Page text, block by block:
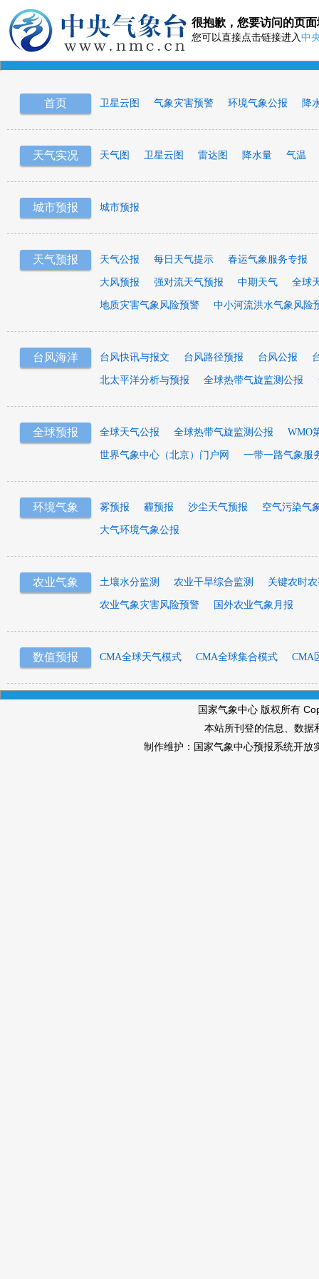
很抱歉，您要访问的页
您可以直接点击链接进入 中
首页 卫星云图 气象灾害预警 环境气象公报 降
天气实况 天气图 卫星云图 雷达图 降水量 气温
城市预报 城市预报
天气预报 天气公报 每日天气提示 春运气象服务专报
大风预报 强对流天气预报 中期天气 全球
地质灾害气象风险预警 中小河流洪水气象风险
台风海洋 台风快讯与报文 台风路径预报 台风公报
北太平洋分析与预报 全球热带气旋监测公报
全球预报 全球天气公报 全球热带气旋监测公报 WMO
世界气象中心（北京）门户网 一带一路气象服
环境气象 雾预报 霾预报 沙尘天气预报 空气污染气
大气环境气象公报
农业气象 土壤水分监测 农业干旱综合监测 关键农时
农业气象灾害风险预警 国外农业气象月报
数值预报 CMA全球天气模式 CMA全球集合模式 CMA
国家气象中心 版权所有
本站所刊登的信息、数据
制作维护：国家气象中心预报系统开